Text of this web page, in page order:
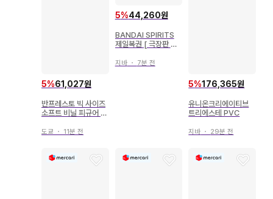
5%61,027원
반프레스토 빅 사이즈
소프트 비닐 피규어 4
돌아온 울트라맨
도쿄 ・ 11분 전
5%44,260원
BANDAI SPIRITS
제일복권 [ 극장판 소
그레시브 별 없는 밤의
지바・ 7분 전
5%176,365원
유니온크리에이티브
트리에스테 PVC
지바 ・ 29분 전